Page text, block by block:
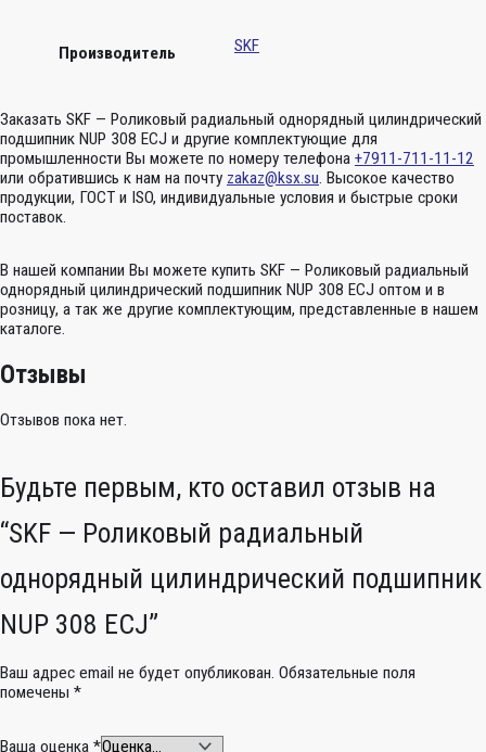
Производитель SKF
Заказать SKF — Роликовый радиальный однорядный цилиндрический
подшипник NUP 308 ECJ и другие комплектующие для
промышленности Вы можете по номеру телефона +7911-711-11-12
или обратившись к нам на почту zakaz@ksx.su. Высокое качество
продукции, ГОСТ и ISO, индивидуальные условия и быстрые сроки
поставок.
В нашей компании Вы можете купить SKF — Роликовый радиальный
однорядный цилиндрический подшипник NUP 308 ECJ оптом и в
розницу, а так же другие комплектующим, представленные в нашем
каталоге.
Отзывы
Отзывов пока нет.
Будьте первым, кто оставил отзыв на
“SKF — Роликовый радиальный
однорядный цилиндрический подшипник
NUP 308 ECJ”
Ваш адрес email не будет опубликован. Обязательные поля
помечены *
Ваша оценка *